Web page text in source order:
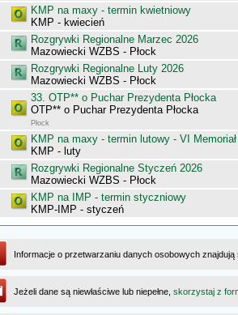
KMP na maxy - termin kwietniowy
KMP - kwiecień
Rozgrywki Regionalne Marzec 2026
Mazowiecki WZBS - Płock
Rozgrywki Regionalne Luty 2026
Mazowiecki WZBS - Płock
33. OTP** o Puchar Prezydenta Płocka
OTP** o Puchar Prezydenta Płocka
Płock
KMP na maxy - termin lutowy - VI
KMP - luty
Rozgrywki Regionalne Styczeń 2026
Mazowiecki WZBS - Płock
KMP na IMP - termin styczniowy
KMP-IMP - styczeń
Informacje o przetwarzaniu danych osobowych
Jeżeli dane są niewłaściwe lub niepełne, skorzystaj z